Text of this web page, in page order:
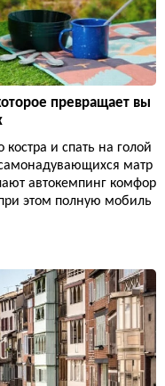
превращает вы
и спать на голой
матр
автокемпинг комфор
этом полную мобиль